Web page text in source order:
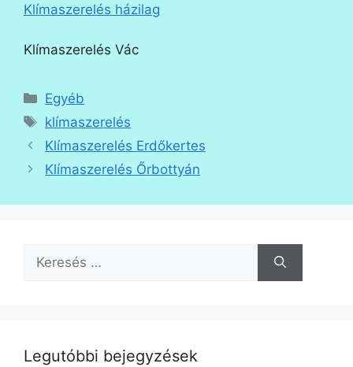
Klímaszerelés házilag
Klímaszerelés Vác
Kategória
Egyéb
Címkék
klímaszerelés
Klímaszerelés Erdőkertes
Klímaszerelés Őrbottyán
Keresés:
Legutóbbi bejegyzések